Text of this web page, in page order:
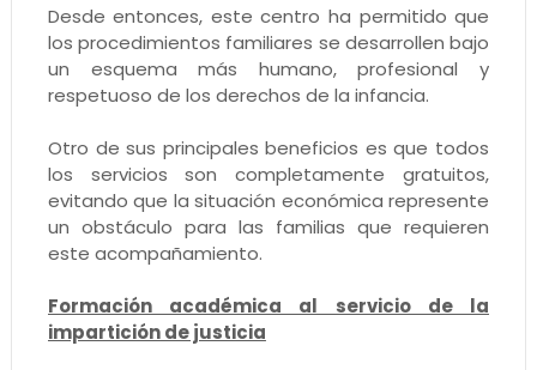
Desde entonces, este centro ha permitido que
los procedimientos familiares se desarrollen bajo
un esquema más humano, profesional y
respetuoso de los derechos de la infancia.
Otro de sus principales beneficios es que todos
los servicios son completamente gratuitos,
evitando que la situación económica represente
un obstáculo para las familias que requieren
este acompañamiento.
Formación académica al servicio de la
impartición de justicia